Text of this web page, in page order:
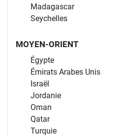
Madagascar
Seychelles
MOYEN-ORIENT
Égypte
Émirats Arabes Unis
Israël
Jordanie
Oman
Qatar
Turquie